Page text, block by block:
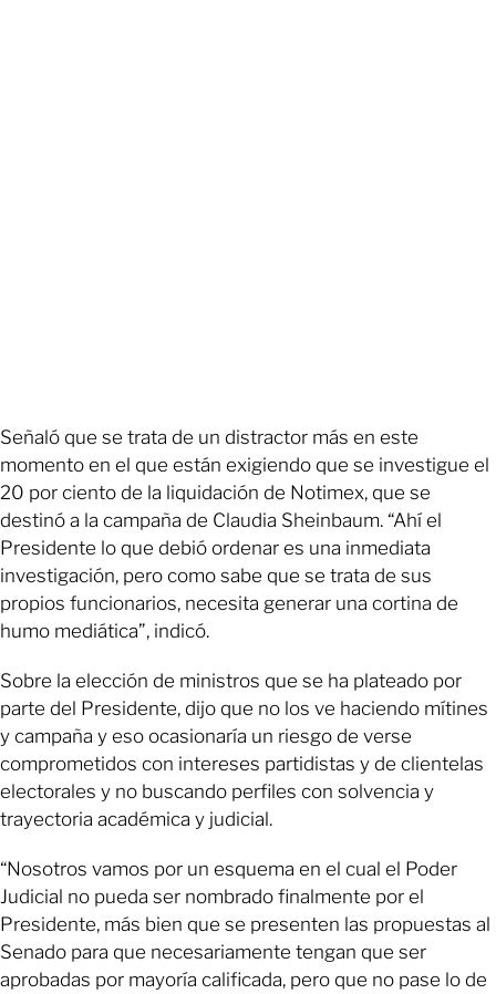
Señaló que se trata de un distractor más en este
momento en el que están exigiendo que se investigue el
20 por ciento de la liquidación de Notimex, que se
destinó a la campaña de Claudia Sheinbaum. “Ahí el
Presidente lo que debió ordenar es una inmediata
investigación, pero como sabe que se trata de sus
propios funcionarios, necesita generar una cortina de
humo mediática”, indicó.
Sobre la elección de ministros que se ha plateado por
parte del Presidente, dijo que no los ve haciendo mítines
y campaña y eso ocasionaría un riesgo de verse
comprometidos con intereses partidistas y de clientelas
electorales y no buscando perfiles con solvencia y
trayectoria académica y judicial.
“Nosotros vamos por un esquema en el cual el Poder
Judicial no pueda ser nombrado finalmente por el
Presidente, más bien que se presenten las propuestas al
Senado para que necesariamente tengan que ser
aprobadas por mayoría calificada, pero que no pase lo de